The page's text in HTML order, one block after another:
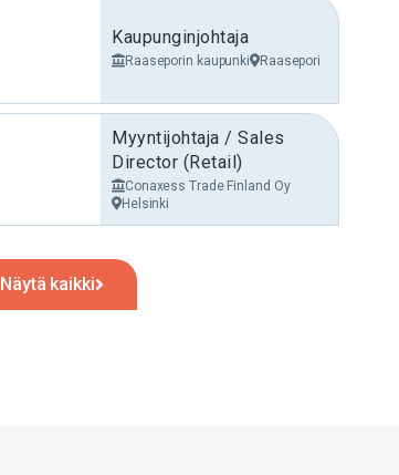
Kaupunginjohtaja
Raaseporin kaupunki Raasepori
Myyntijohtaja / Sales
Director (Retail)
Conaxess Trade Finland Oy
Helsinki
Näytä kaikki